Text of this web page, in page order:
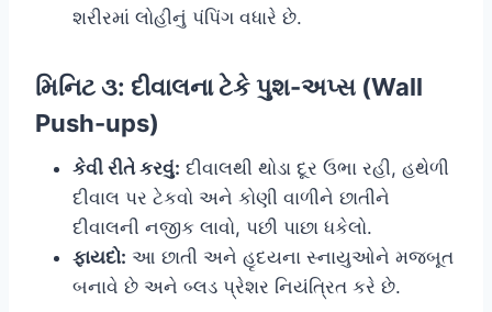
શરીરમાં લોહીનું પંપિંગ વધારે છે.
મિનિટ ૩: દીવાલના ટેકે પુશ-અપ્સ (Wall
Push-ups)
કેવી રીતે કરવું: દીવાલથી થોડા દૂર ઉભા રહી, હથેળી
દીવાલ પર ટેકવો અને કોણી વાળીને છાતીને
દીવાલની નજીક લાવો, પછી પાછા ધકેલો.
ફાયદો: આ છાતી અને હૃદયના સ્નાયુઓને મજબૂત
બનાવે છે અને બ્લડ પ્રેશર નિયંત્રિત કરે છે.